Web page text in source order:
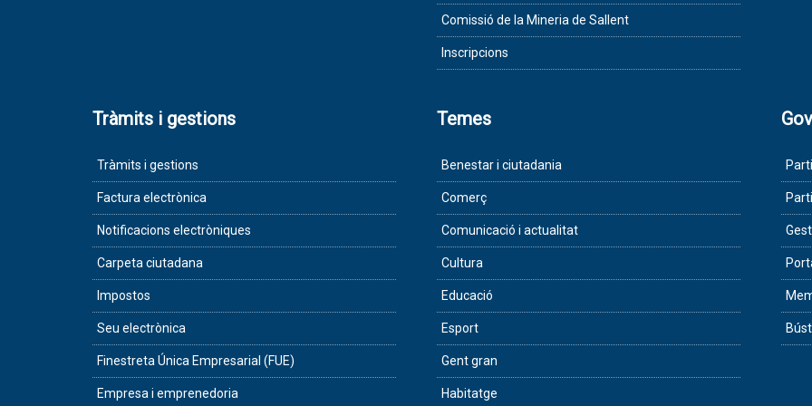
Comissió de la Mineria de Sallent
Inscripcions
Tràmits i gestions
Tràmits i gestions
Factura electrònica
Notificacions electròniques
Carpeta ciutadana
Impostos
Seu electrònica
Finestreta Única Empresarial (FUE)
Empresa i emprenedoria
Temes
Benestar i ciutadania
Comerç
Comunicació i actualitat
Cultura
Educació
Esport
Gent gran
Habitatge